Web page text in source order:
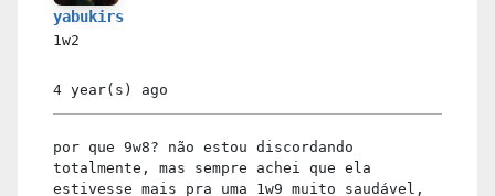
yabukirs
1w2
4 year(s) ago
por que 9w8? não estou discordando
totalmente, mas sempre achei que ela
estivesse mais pra uma 1w9 muito saudável,